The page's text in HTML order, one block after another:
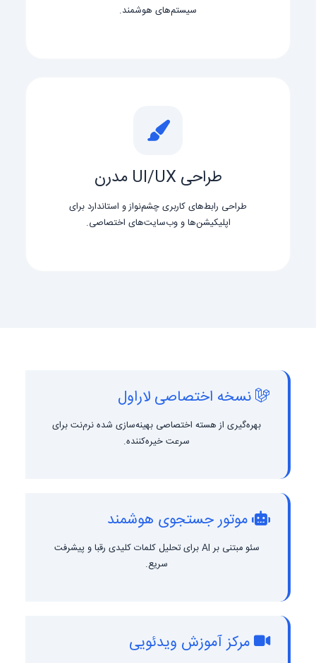
سیستم‌های هوشمند.
طراحی UI/UX مدرن
طراحی رابط‌های کاربری چشم‌نواز و استاندارد برای
اپلیکیشن‌ها و وب‌سایت‌های اختصاصی.
نسخه اختصاصی لاراول
بهره‌گیری از هسته اختصاصی بهینه‌سازی شده نرم‌نت برای
سرعت خیره‌کننده.
موتور جستجوی هوشمند
سئو مبتنی بر AI برای تحلیل کلمات کلیدی رقبا و پیشرفت
سریع.
مرکز آموزش ویدئویی